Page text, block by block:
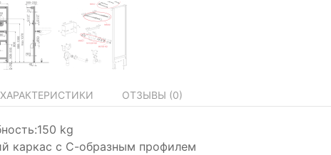
ХАРАКТЕРИСТИКИ ОТЗЫВЫ (0)
kg
каркас с С-образным профилем